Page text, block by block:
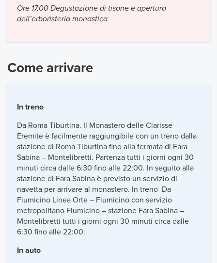
Ore 17,00 Degustazione di tisane e apertura
dell’erboristeria monastica
Come arrivare
In treno
Da Roma Tiburtina. Il Monastero delle Clarisse
Eremite è facilmente raggiungibile con un treno dalla
stazione di Roma Tiburtina fino alla fermata di Fara
Sabina – Montelibretti. Partenza tutti i giorni ogni 30
minuti circa dalle 6:30 fino alle 22:00. In seguito alla
stazione di Fara Sabina è previsto un servizio di
navetta per arrivare al monastero. In treno Da
Fiumicino Linea Orte – Fiumicino con servizio
metropolitano Fiumicino – stazione Fara Sabina –
Montelibretti tutti i giorni ogni 30 minuti circa dalle
6:30 fino alle 22:00.
In auto